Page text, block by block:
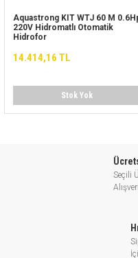
Aquastrong KIT WTJ 60 M
220V Hidromatlı Otomatik
Hidrofor
14.414,16 TL
Stok Yok
Seçili